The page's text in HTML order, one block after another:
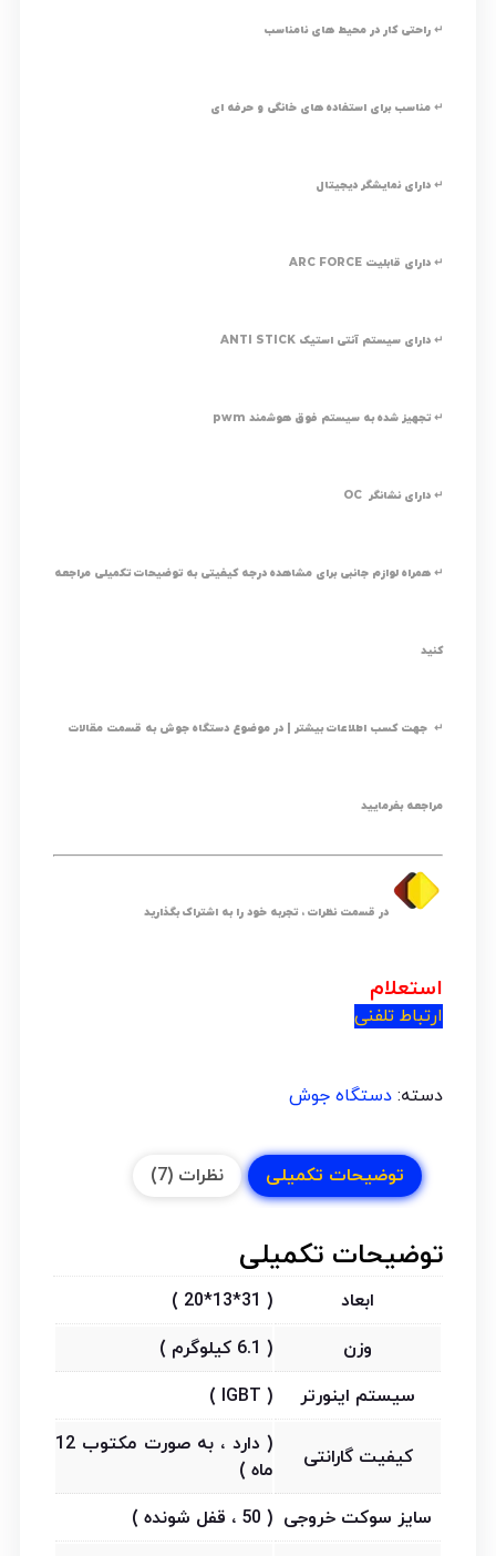
↵ راحتی کار در محیط های نامناسب
↵ مناسب برای استفاده های خانگی و حرفه ای
↵ دارای نمایشگر دیجیتال
↵ دارای قابلیت ARC FORCE
↵ دارای سیستم آنتی استیک ANTI STICK
↵ تجهیز شده به سیستم فوق هوشمند pwm
↵ دارای نشانگر OC
↵ همراه لوازم جانبی برای مشاهده درجه کیفیتی به توضیحات تکمیلی مراجعه
کنید
↵ جهت کسب اطلاعات بیشتر | در موضوع دستگاه جوش به قسمت مقالات
مراجعه بفرمایید
در قسمت نظرات ، تجربه خود را به اشتراک بگذارید
استعلام
ارتباط تلفنی
دسته: دستگاه جوش
توضیحات تکمیلی نظرات (7)
توضیحات تکمیلی
ابعاد
( 31*13*20 )
وزن
( 6.1 کیلوگرم )
سیستم اینورتر
( IGBT )
کیفیت گارانتی
( دارد ، به صورت مکتوب 12
ماه )
سایز سوکت خروجی ( 50 ، قفل شونده )